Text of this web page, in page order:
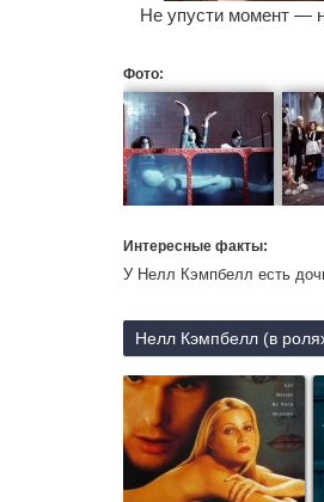
Не упусти момент —
Фото:
Интересные факты:
У Нелл Кэмпбелл есть
Нелл Кэмпбелл (в